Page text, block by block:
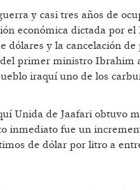
y casi tres años de
económica dictada por el
y la cancelación de
primer ministro Ibrahim
iraquí uno de los
Unida de Jaafari obtuvo
inmediato fue un
de dólar por litro a